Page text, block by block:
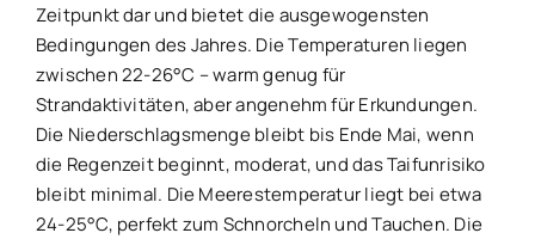
Zeitpunkt dar und bietet die ausgewogensten
Bedingungen des Jahres. Die Temperaturen liegen
zwischen 22-26°C – warm genug für
Strandaktivitäten, aber angenehm für Erkundungen.
Die Niederschlagsmenge bleibt bis Ende Mai, wenn
die Regenzeit beginnt, moderat, und das Taifunrisiko
bleibt minimal. Die Meerestemperatur liegt bei etwa
24-25°C, perfekt zum Schnorcheln und Tauchen. Die